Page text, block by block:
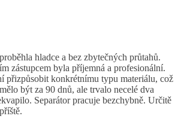
hladce a bez zbytečných průtahů.
zástupcem byla příjemná a profesionální.
přizpůsobit konkrétnímu typu materiálu, což
být za 90 dnů, ale trvalo necelé dva
Separátor pracuje bezchybně. Určitě